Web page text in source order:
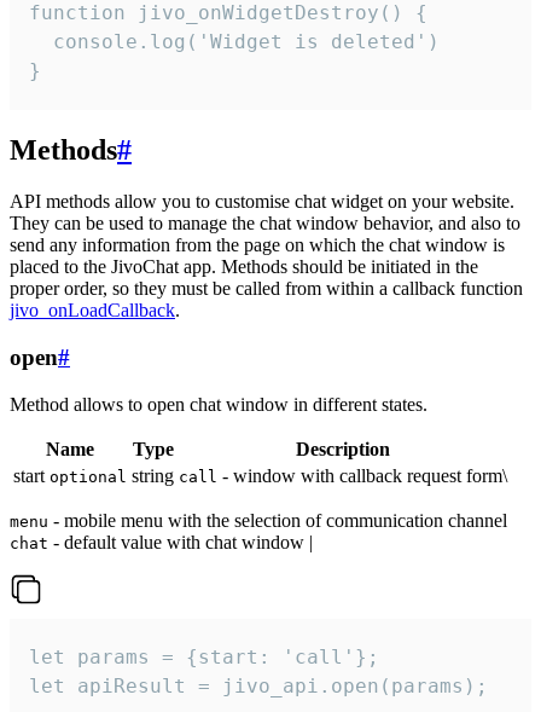
function jivo_onWidgetDestroy() {
  console.log('Widget is deleted')
}
Methods#
API methods allow you to customise chat widget on your website.
They can be used to manage the chat window behavior, and also to
send any information from the page on which the chat window is
placed to the JivoChat app. Methods should be initiated in the
proper order, so they must be called from within a callback function
jivo_onLoadCallback.
open#
Method allows to open chat window in different states.
Name Type
Description
start optional string call - window with callback request form\
menu - mobile menu with the selection of communication channel
chat - default value with chat window |
let params = {start: 'call'};
let apiResult = jivo_api.open(params);